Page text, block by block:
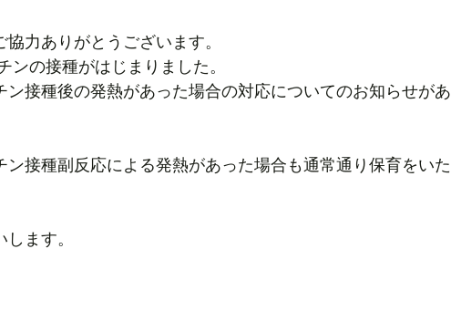
力ありがとうございます。
の接種がはじまりました。
接種後の発熱があった場合の対応についてのお知らせがあ
接種副反応による発熱があった場合も通常通り保育をいた
ます。